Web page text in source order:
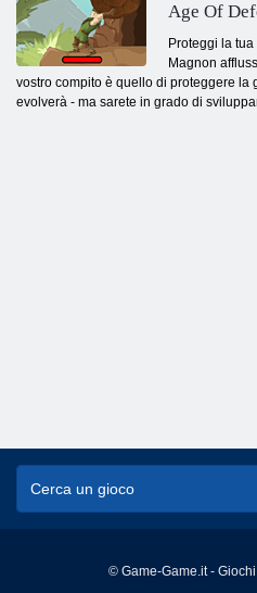
Age Of
Proteggi la
Magnon
vostro compito è quello di proteggere la
evolverà - ma sarete in grado di
© Game-Game.it -